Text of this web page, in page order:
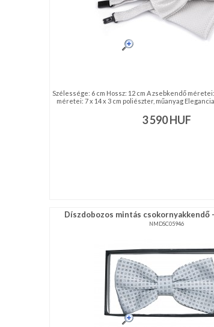
Szélessége: 6 cm Hossz: 12 cm A zsebkendő méretei:
méretei: 7 x 14 x 3 cm poliészter, műanyag
3 590HUF
Díszdobozos mintás csokornyakkendő
NMDSC05946